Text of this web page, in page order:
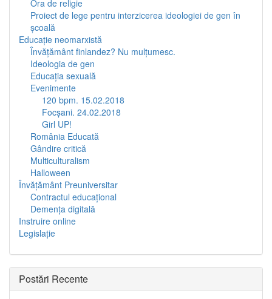
Ora de religie
Proiect de lege pentru interzicerea ideologiei de gen în
şcoală
Educaţie neomarxistă
Învăţământ finlandez? Nu mulţumesc.
Ideologia de gen
Educaţia sexuală
Evenimente
120 bpm. 15.02.2018
Focşani. 24.02.2018
Girl UP!
România Educată
Gândire critică
Multiculturalism
Halloween
Învăţământ Preuniversitar
Contractul educațional
Demența digitală
Instruire online
Legislaţie
Postări Recente